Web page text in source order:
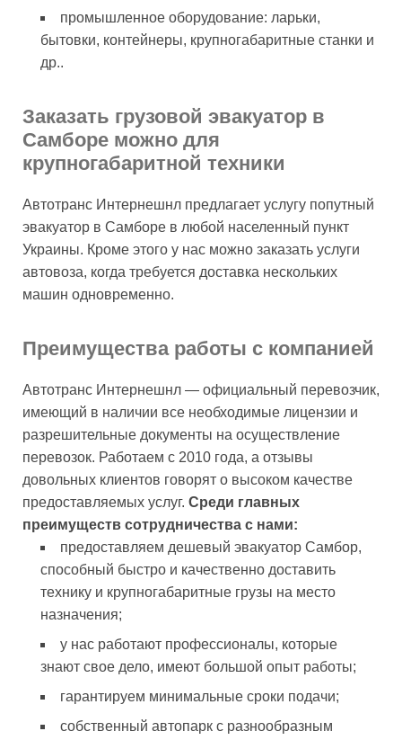
промышленное оборудование: ларьки,
бытовки, контейнеры, крупногабаритные станки и
др..
Заказать грузовой эвакуатор в
Самборе можно для
крупногабаритной техники
Автотранс Интернешнл предлагает услугу попутный
эвакуатор в Самборе в любой населенный пункт
Украины. Кроме этого у нас можно заказать услуги
автовоза, когда требуется доставка нескольких
машин одновременно.
Преимущества работы с компанией
Автотранс Интернешнл — официальный перевозчик,
имеющий в наличии все необходимые лицензии и
разрешительные документы на осуществление
перевозок. Работаем с 2010 года, а отзывы
довольных клиентов говорят о высоком качестве
предоставляемых услуг. Среди главных
преимуществ сотрудничества с нами:
предоставляем дешевый эвакуатор Самбор,
способный быстро и качественно доставить
технику и крупногабаритные грузы на место
назначения;
у нас работают профессионалы, которые
знают свое дело, имеют большой опыт работы;
гарантируем минимальные сроки подачи;
собственный автопарк с разнообразным